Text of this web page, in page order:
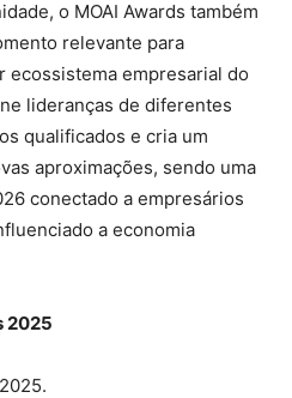
o MOAI Awards também
relevante para
empresarial do
lideranças de diferentes
qualificados e cria um
aproximações, sendo uma
conectado a empresários
a economia
2025